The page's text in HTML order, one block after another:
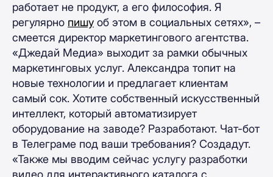
работает не продукт, а его философия. Я
регулярно пишу об этом в социальных сетях», –
смеется директор маркетингового агентства.
«Джедай Медиа» выходит за рамки обычных
маркетинговых услуг. Александра топит на
новые технологии и предлагает клиентам
самый сок. Хотите собственный искусственный
интеллект, который автоматизирует
оборудование на заводе? Разработают. Чат-бот
в Телеграме под ваши требования? Создадут.
«Также мы вводим сейчас услугу разработки
видео для интерактивного каталога с